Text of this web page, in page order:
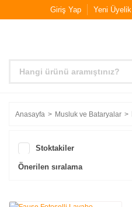
Giriş Yap Yeni Üyelik
Anasayfa Musluk ve Bataryalar
Stoktakiler